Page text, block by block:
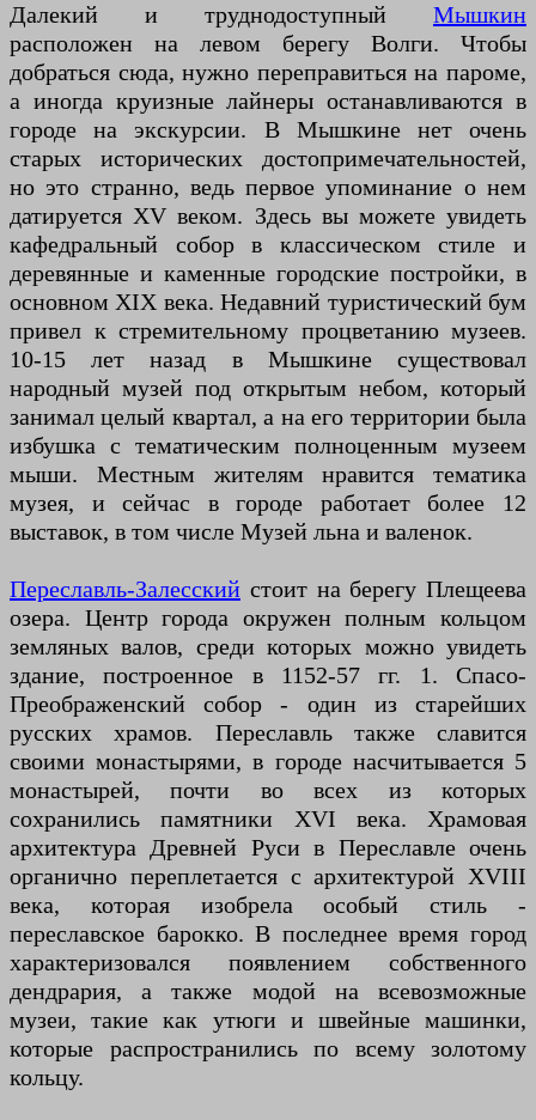
Далекий и труднодоступный Мышкин
расположен на левом берегу Волги. Чтобы
добраться сюда, нужно переправиться на пароме,
а иногда круизные лайнеры останавливаются в
городе на экскурсии. В Мышкине нет очень
старых исторических достопримечательностей,
но это странно, ведь первое упоминание о нем
датируется XV веком. Здесь вы можете увидеть
кафедральный собор в классическом стиле и
деревянные и каменные городские постройки, в
основном XIX века. Недавний туристический бум
привел к стремительному процветанию музеев.
10-15 лет назад в Мышкине существовал
народный музей под открытым небом, который
занимал целый квартал, а на его территории была
избушка с тематическим полноценным музеем
мыши. Местным жителям нравится тематика
музея, и сейчас в городе работает более 12
выставок, в том числе Музей льна и валенок.
Переславль-Залесский стоит на берегу Плещеева
озера. Центр города окружен полным кольцом
земляных валов, среди которых можно увидеть
здание, построенное в 1152-57 гг. 1. Спасо-
Преображенский собор - один из старейших
русских храмов. Переславль также славится
своими монастырями, в городе насчитывается 5
монастырей, почти во всех из которых
сохранились памятники XVI века. Храмовая
архитектура Древней Руси в Переславле очень
органично переплетается с архитектурой XVIII
века, которая изобрела особый стиль -
переславское барокко. В последнее время город
характеризовался появлением собственного
дендрария, а также модой на всевозможные
музеи, такие как утюги и швейные машинки,
которые распространились по всему золотому
кольцу.